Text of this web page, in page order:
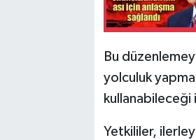
Bu
yolculuk
Yetkililer,